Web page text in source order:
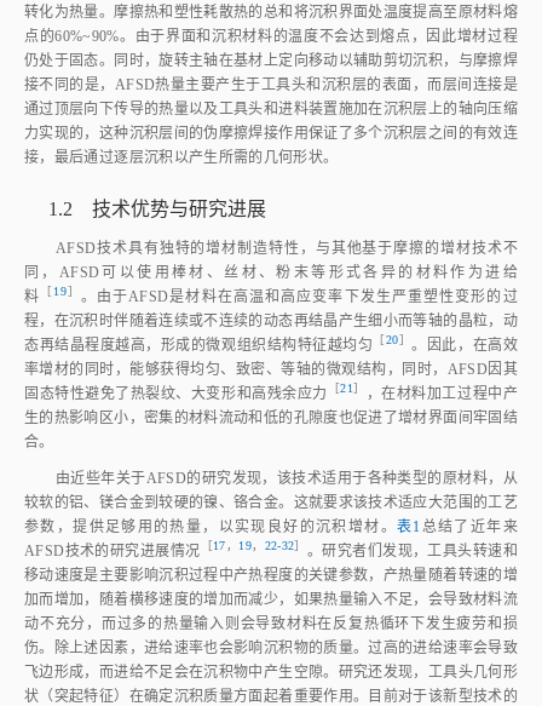
转化为热量。摩擦热和塑性耗散热的总和将沉积界面处温度提高至原材料熔
点的60%~90%。由于界面和沉积材料的温度不会达到熔点，因此增材过程
仍处于固态。同时，旋转主轴在基材上定向移动以辅助剪切沉积，与摩擦焊
接不同的是，AFSD热量主要产生于工具头和沉积层的表面，而层间连接是
通过顶层向下传导的热量以及工具头和进料装置施加在沉积层上的轴向压缩
力实现的，这种沉积层间的伪摩擦焊接作用保证了多个沉积层之间的有效连
接，最后通过逐层沉积以产生所需的几何形状。
1.2 技术优势与研究进展
AFSD技术具有独特的增材制造特性，与其他基于摩擦的增材技术不
同，AFSD可以使用棒材、丝材、粉末等形式各异的材料作为进给
料
［ 19］ 。由于AFSD是材料在高温和高应变率下发生严重塑性变形的过
程，在沉积时伴随着连续或不连续的动态再结晶产生细小而等轴的晶粒，动
态再结晶程度越高，形成的微观组织结构特征越均匀 ［20］ 。因此，在高效
率增材的同时，能够获得均匀、致密、等轴的微观结构，同时，AFSD因其
固态特性避免了热裂纹、大变形和高残余应力 ［21］
，在材料加工过程中产
生的热影响区小，密集的材料流动和低的孔隙度也促进了增材界面间牢固结
合。
由近些年关于AFSD的研究发现，该技术适用于各种类型的原材料，从
较软的铝、镁合金到较硬的镍、铬合金。这就要求该技术适应大范围的工艺
参数，提供足够用的热量，以实现良好的沉积增材。 表1总结了近年来
AFSD技术的研究进展情况 ［17， 19， 22‑32］ 。研究者们发现，工具头转速和
移动速度是主要影响沉积过程中产热程度的关键参数，产热量随着转速的增
加而增加，随着横移速度的增加而减少，如果热量输入不足，会导致材料流
动不充分，而过多的热量输入则会导致材料在反复热循环下发生疲劳和损
伤。除上述因素，进给速率也会影响沉积物的质量。过高的进给速率会导致
飞边形成，而进给不足会在沉积物中产生空隙。研究还发现，工具头几何形
状（突起特征）在确定沉积质量方面起着重要作用。目前对于该新型技术的